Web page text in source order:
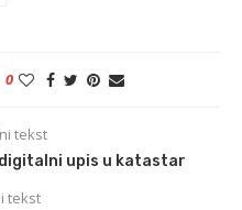
0
tekst
digitalni upis u katastar
tekst